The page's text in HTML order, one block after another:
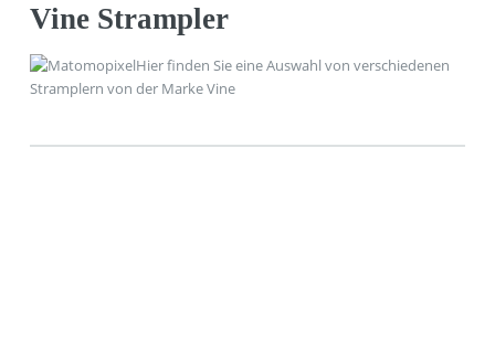
Vine Strampler
Hier finden Sie eine Auswahl von verschiedenen
Stramplern von der Marke Vine